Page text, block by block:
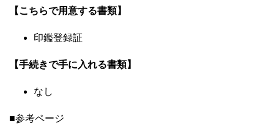
【こちらで用意する書類】
印鑑登録証
【手続きで手に入れる書類】
なし
■参考ページ